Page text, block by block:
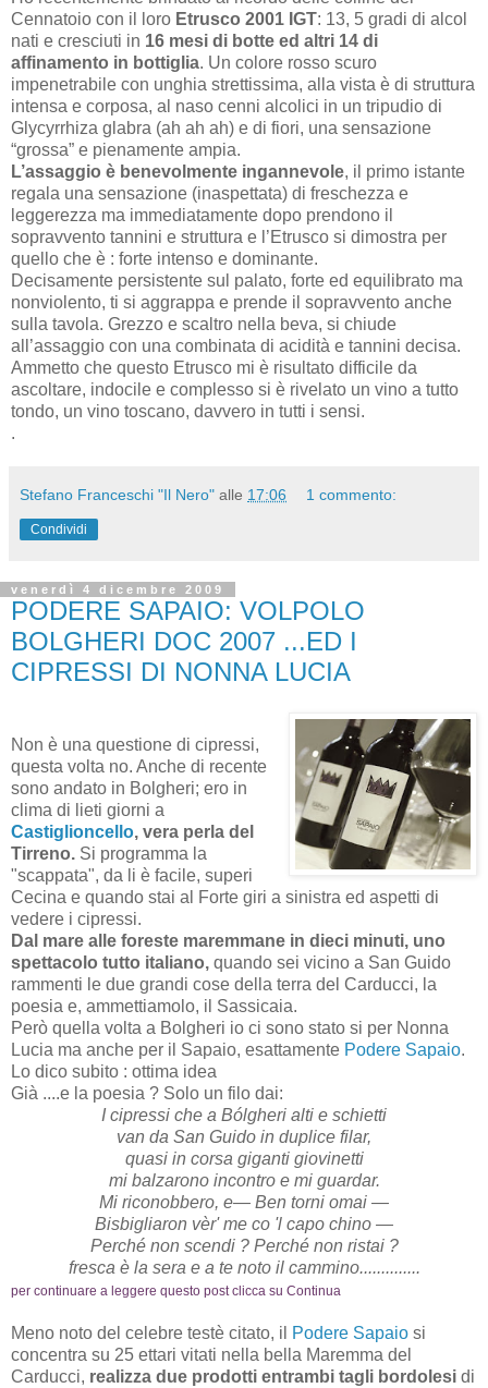
Cennatoio con il loro Etrusco 2001 IGT: 13, 5 gradi di alcol
nati e cresciuti in 16 mesi di botte ed altri 14 di
affinamento in bottiglia. Un colore rosso scuro
impenetrabile con unghia strettissima, alla vista è di struttura
intensa e corposa, al naso cenni alcolici in un tripudio di
Glycyrrhiza glabra (ah ah ah) e di fiori, una sensazione
“grossa” e pienamente ampia.
L’assaggio è benevolmente ingannevole, il primo istante
regala una sensazione (inaspettata) di freschezza e
leggerezza ma immediatamente dopo prendono il
sopravvento tannini e struttura e l’Etrusco si dimostra per
quello che è : forte intenso e dominante.
Decisamente persistente sul palato, forte ed equilibrato ma
nonviolento, ti si aggrappa e prende il sopravvento anche
sulla tavola. Grezzo e scaltro nella beva, si chiude
all’assaggio con una combinata di acidità e tannini decisa.
Ammetto che questo Etrusco mi è risultato difficile da
ascoltare, indocile e complesso si è rivelato un vino a tutto
tondo, un vino toscano, davvero in tutti i sensi.
.
Stefano Franceschi "Il Nero" alle 17:06 1 commento:
Condividi
venerdì 4 dicembre 2009
PODERE SAPAIO: VOLPOLO
BOLGHERI DOC 2007 ...ED I
CIPRESSI DI NONNA LUCIA
Non è una questione di cipressi,
questa volta no. Anche di recente
sono andato in Bolgheri; ero in
clima di lieti giorni a
Castiglioncello, vera perla del
Tirreno. Si programma la
"scappata", da li è facile, superi
Cecina e quando stai al Forte giri a sinistra ed aspetti di
vedere i cipressi.
Dal mare alle foreste maremmane in dieci minuti, uno
spettacolo tutto italiano, quando sei vicino a San Guido
rammenti le due grandi cose della terra del Carducci, la
poesia e, ammettiamolo, il Sassicaia.
Però quella volta a Bolgheri io ci sono stato si per Nonna
Lucia ma anche per il Sapaio, esattamente Podere Sapaio.
Lo dico subito : ottima idea
Già ....e la poesia ? Solo un filo dai:
I cipressi che a Bólgheri alti e schietti
van da San Guido in duplice filar,
quasi in corsa giganti giovinetti
mi balzarono incontro e mi guardar.
Mi riconobbero, e— Ben torni omai —
Bisbigliaron vèr' me co 'l capo chino —
Perché non scendi ? Perché non ristai ?
fresca è la sera e a te noto il cammino..............
per continuare a leggere questo post clicca su Continua
Meno noto del celebre testè citato, il Podere Sapaio si
concentra su 25 ettari vitati nella bella Maremma del
Carducci, realizza due prodotti entrambi tagli bordolesi di